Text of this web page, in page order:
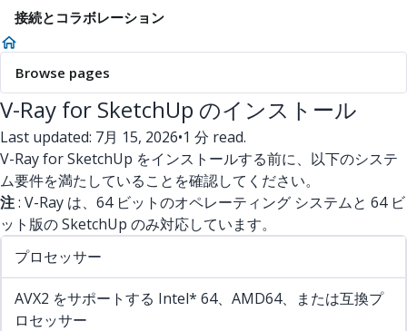
接続とコラボレーション
Browse pages
V-Ray for SketchUp のインストール
Last updated: 7月 15, 2026•1 分 read.
V-Ray for SketchUp をインストールする前に、以下のシステ
ム要件を満たしていることを確認してください。
注: V-Ray は、64 ビットのオペレーティング システムと 64 ビ
ット版の SketchUp のみ対応しています。
プロセッサー
AVX2 をサポートする Intel* 64、AMD64、または互換プ
ロセッサー